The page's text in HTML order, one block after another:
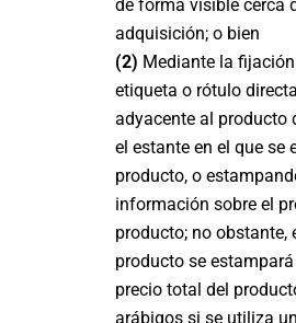
de forma visible cerca
adquisición; o bien
(2) Mediante la
etiqueta o rótulo
adyacente al producto
el estante en el que se
producto, o
información sobre el
producto; no obstante,
producto se
precio total del
arábigos si se utiliza